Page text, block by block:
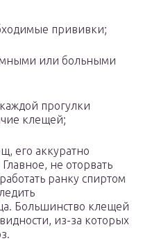
прививки;
или больными
прогулки
клещей;
его аккуратно
не оторвать
ранку спиртом
Большинство клещей
из-за которых